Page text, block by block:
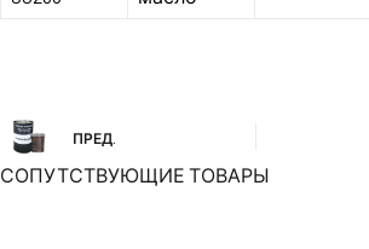
ПРЕД.
СОПУТСТВУЮЩИЕ ТОВАРЫ